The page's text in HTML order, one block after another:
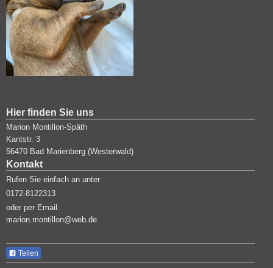
Hier finden Sie uns
Marion Montillon-Späth
Kantstr. 3
56470 Bad Marienberg (Westerwald)
Kontakt
Rufen Sie einfach an unter
0172-8122313
oder per Email:
marion.montillon@web.de
Teilen